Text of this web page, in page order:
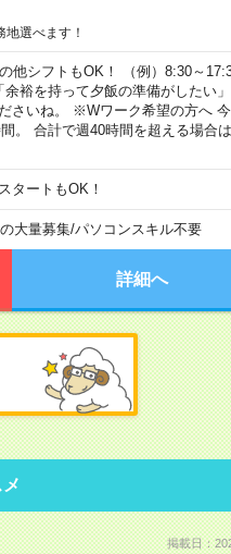
選べます！
他シフトもOK！ （例）8:30～
を持って夕飯の準備がしたい
さいね。 ※Wワーク希望の方へ
。 合計で週40時間を超える場合
ートもOK！
大量募集/パソコンスキル不要
詳細へ
掲載日：